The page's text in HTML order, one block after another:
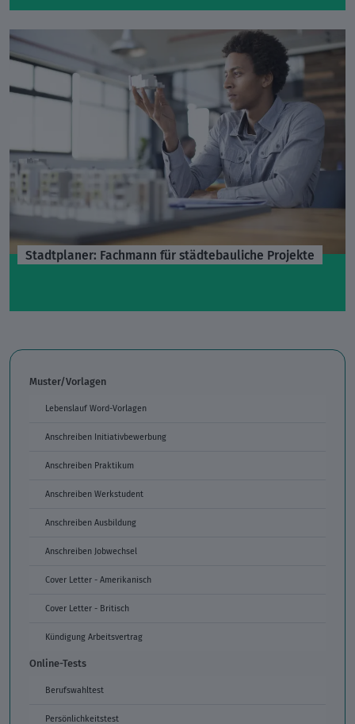
Stadtplaner: Fachmann für städtebauliche Projekte
Muster/Vorlagen
Lebenslauf Word-Vorlagen
Anschreiben Initiativbewerbung
Anschreiben Praktikum
Anschreiben Werkstudent
Anschreiben Ausbildung
Anschreiben Jobwechsel
Cover Letter - Amerikanisch
Cover Letter - Britisch
Kündigung Arbeitsvertrag
Online-Tests
Berufswahltest
Persönlichkeitstest